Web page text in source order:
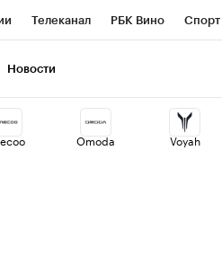
Телеканал РБК Вино Спорт
СПб Конференции СПб
Рынок наличной валюты
Новости
Omoda Voyah